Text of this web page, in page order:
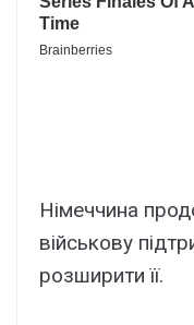
Німеччина
військову
розширити її.